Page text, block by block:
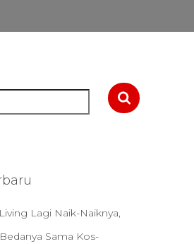
Lagi Naik-Naiknya,
Sama Kos-